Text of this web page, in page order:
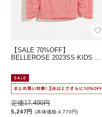
【SALE 70%OFF】
BELLEROSE 2023SS KIDS …
定価17,490円
5,247円 (本体価格:4,770円)